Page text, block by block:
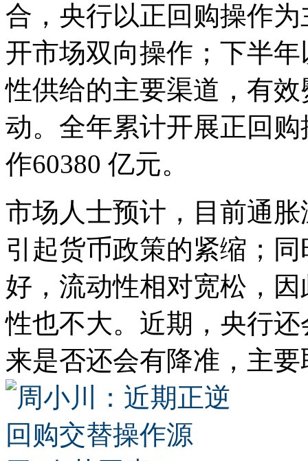
合，央行以正回购操作
开市场双向操作；下半
性供给的主要渠道，有
动。全年累计开展正回
作60380 亿元。
市场人士预计，目前通
引起货币政策的紧缩；
好，流动性相对宽松，
性也不大。近期，央行
来是否还会有降准，主要